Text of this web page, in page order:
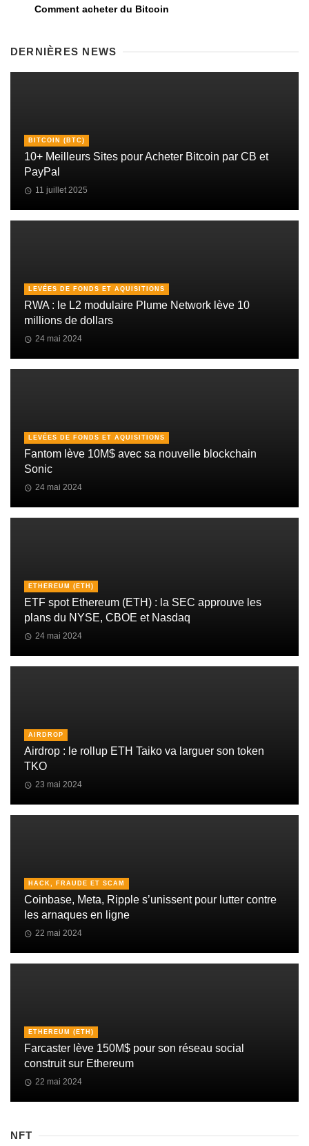
Comment acheter du Bitcoin
DERNIÈRES NEWS
BITCOIN (BTC)
10+ Meilleurs Sites pour Acheter Bitcoin par CB et
PayPal
11 juillet 2025
LEVÉES DE FONDS ET AQUISITIONS
RWA : le L2 modulaire Plume Network lève 10
millions de dollars
24 mai 2024
LEVÉES DE FONDS ET AQUISITIONS
Fantom lève 10M$ avec sa nouvelle blockchain
Sonic
24 mai 2024
ETHEREUM (ETH)
ETF spot Ethereum (ETH) : la SEC approuve les
plans du NYSE, CBOE et Nasdaq
24 mai 2024
AIRDROP
Airdrop : le rollup ETH Taiko va larguer son token
TKO
23 mai 2024
HACK, FRAUDE ET SCAM
Coinbase, Meta, Ripple s’unissent pour lutter contre
les arnaques en ligne
22 mai 2024
ETHEREUM (ETH)
Farcaster lève 150M$ pour son réseau social
construit sur Ethereum
22 mai 2024
NFT